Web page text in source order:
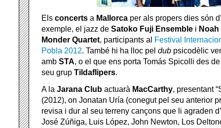
Els concerts a Mallorca per als propers dies són
exemple, el jazz de Satoko Fuji Ensemble i
Monder Quartet, participants al
Festival
Pobla 2012. També hi ha lloc pel dub psicodèlic
amb STA, o el que ens porta Tomás Spicolli des
seu grup Tildaflipers.
A la Jarana Club actuarà MacCarthy, presentant
(2012), on Jonatan Uría (conegut pel seu anterior
revisa i dur al seu terreny cançons que li agraden
José Zúñiga, Luis López, John Newton, Los